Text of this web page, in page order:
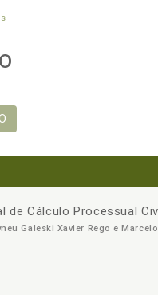
de Cálculo Processual
Galeski Xavier Rego e
- +